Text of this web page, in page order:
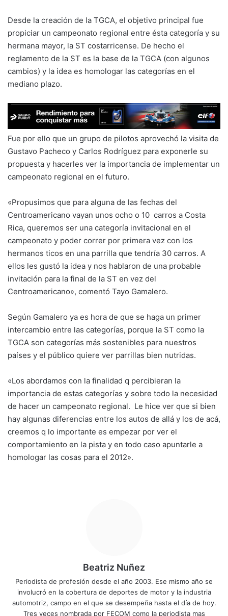
Desde la creación de la TGCA, el objetivo principal fue
propiciar un campeonato regional entre ésta categoría y su
hermana mayor, la ST costarricense. De hecho el
reglamento de la ST es la base de la TGCA (con algunos
cambios) y la idea es homologar las categorías en el
mediano plazo.
Fue por ello que un grupo de pilotos aprovechó la visita de
Gustavo Pacheco y Carlos Rodríguez para exponerle su
propuesta y hacerles ver la importancia de implementar un
campeonato regional en el futuro.
«Propusimos que para alguna de las fechas del
Centroamericano vayan unos ocho o 10 carros a Costa
Rica, queremos ser una categoría invitacional en el
campeonato y poder correr por primera vez con los
hermanos ticos en una parrilla que tendría 30 carros. A
ellos les gustó la idea y nos hablaron de una probable
invitación para la final de la ST en vez del
Centroamericano», comentó Tayo Gamalero.
Según Gamalero ya es hora de que se haga un primer
intercambio entre las categorías, porque la ST como la
TGCA son categorías más sostenibles para nuestros
países y el público quiere ver parrillas bien nutridas.
«Los abordamos con la finalidad q percibieran la
importancia de estas categorías y sobre todo la necesidad
de hacer un campeonato regional. Le hice ver que si bien
hay algunas diferencias entre los autos de allá y los de acá,
creemos q lo importante es empezar por ver el
comportamiento en la pista y en todo caso apuntarle a
homologar las cosas para el 2012».
Beatriz Nuñez
Periodista de profesión desde el año 2003. Ese mismo año se
involucró en la cobertura de deportes de motor y la industria
automotriz, campo en el que se desempeña hasta el día de hoy.
Tres veces nombrada por FECOM como la periodista mas